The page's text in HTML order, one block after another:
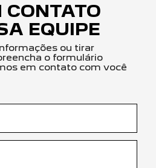
CONTATO
EQUIPE
ou tirar
o formulário
em contato com você